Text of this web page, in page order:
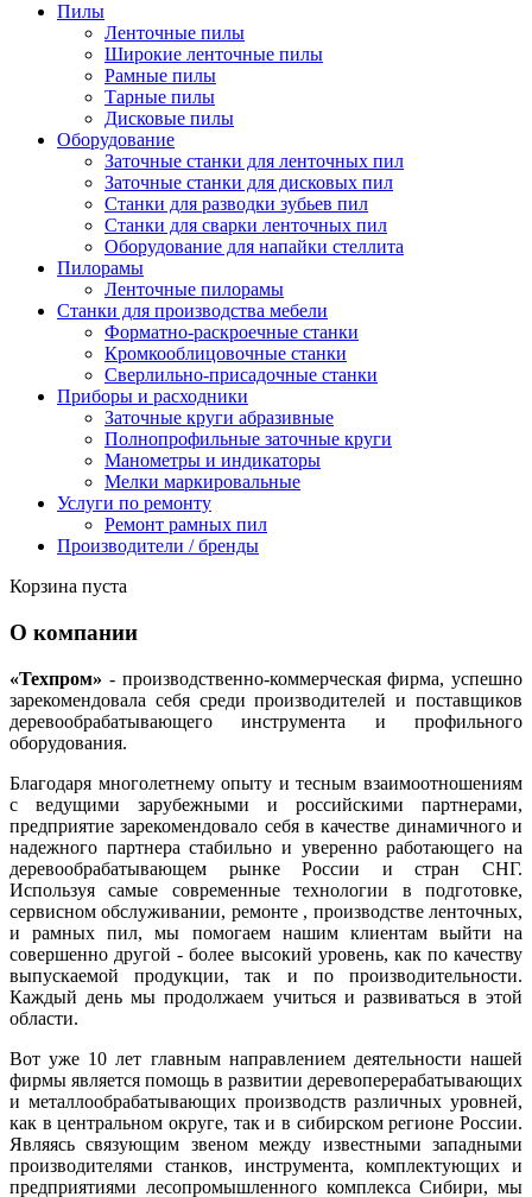
Пилы
Ленточные пилы
Широкие ленточные пилы
Рамные пилы
Тарные пилы
Дисковые пилы
Оборудование
Заточные станки для ленточных пил
Заточные станки для дисковых пил
Станки для разводки зубьев пил
Станки для сварки ленточных пил
Оборудование для напайки стеллита
Пилорамы
Ленточные пилорамы
Станки для производства мебели
Форматно-раскроечные станки
Кромкооблицовочные станки
Сверлильно-присадочные станки
Приборы и расходники
Заточные круги абразивные
Полнопрофильные заточные круги
Манометры и индикаторы
Мелки маркировальные
Услуги по ремонту
Ремонт рамных пил
Производители / бренды
Корзина пуста
О компании
«Техпром» - производственно-коммерческая фирма, успешно
зарекомендовала себя среди производителей и поставщиков
деревообрабатывающего инструмента и профильного
оборудования.
Благодаря многолетнему опыту и тесным взаимоотношениям
с ведущими зарубежными и российскими партнерами,
предприятие зарекомендовало себя в качестве динамичного и
надежного партнера стабильно и уверенно работающего на
деревообрабатывающем рынке России и стран СНГ.
Используя самые современные технологии в подготовке,
сервисном обслуживании, ремонте , производстве ленточных,
и рамных пил, мы помогаем нашим клиентам выйти на
совершенно другой - более высокий уровень, как по качеству
выпускаемой продукции, так и по производительности.
Каждый день мы продолжаем учиться и развиваться в этой
области.
Вот уже 10 лет главным направлением деятельности нашей
фирмы является помощь в развитии деревоперерабатывающих
и металлообрабатывающих производств различных уровней,
как в центральном округе, так и в сибирском регионе России.
Являясь связующим звеном между известными западными
производителями станков, инструмента, комплектующих и
предприятиями лесопромышленного комплекса Сибири, мы